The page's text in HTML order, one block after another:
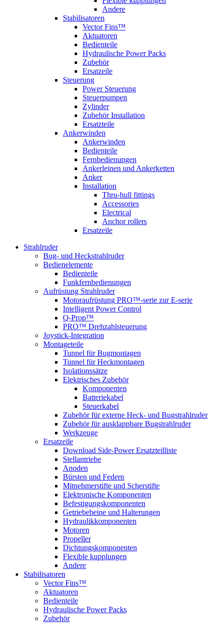
Andere
Stabilisatoren
Vector Fins™
Aktuatoren
Bedienteile
Hydraulische Power Packs
Zubehör
Ersatzeile
Steuerung
Power Steuerung
Steuerpumpen
Zylinder
Zubehör Installation
Ersatzteile
Ankerwinden
Ankerwinden
Bedienteile
Fernbedienungen
Ankerleinen und Ankerketten
Anker
Installation
Thru-hull fittings
Accessories
Electrical
Anchor rollers
Ersatzeile
Strahlruder
Bug- und Heckstrahlruder
Bedienelemente
Bedienteile
Funkfernbedienungen
Aufrüstung Strahlruder
Motoraufrüstung PRO™-serie zur E-serie
Intelligent Power Control
Q-Prop™
PRO™ Drehzahlsteuerung
Joystick-Integration
Montageteile
Tunnel für Bugmontagen
Tunnel für Heckmontagen
Isolationssätze
Elektrisches Zubehör
Komponenten
Batteriekabel
Steuerkabel
Zubehör für externe Heck- und Bugstrahlruder
Zubehör für ausklappbare Bugstrahlruder
Werkzeuge
Ersatzeile
Download Side-Power Ersatzteilliste
Stellantriebe
Anoden
Bürsten und Federn
Mitnehmerstifte und Scherstifte
Elektronische Komponenten
Befestigungskomponenten
Getriebebeine und Halterungen
Hydraulikkomponenten
Motoren
Propeller
Dichtungskomponenten
Flexible kupplungen
Andere
Stabilisatoren
Vector Fins™
Aktuatoren
Bedienteile
Hydraulische Power Packs
Zubehör